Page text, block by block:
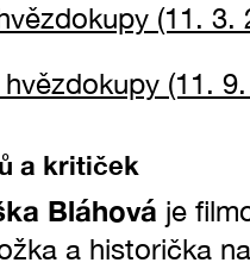
(11. 3.
(11. 9.
a kritiček
Bláhová je
a historička